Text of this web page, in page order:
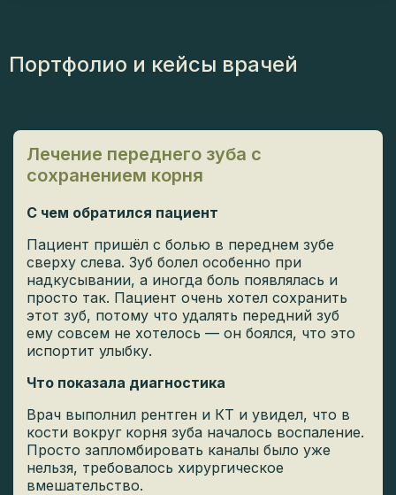
Портфолио и кейсы врачей
Лечение переднего зуба с
сохранением корня
С чем обратился пациент
Пациент пришёл с болью в переднем зубе
сверху слева. Зуб болел особенно при
надкусывании, а иногда боль появлялась и
просто так. Пациент очень хотел сохранить
этот зуб, потому что удалять передний зуб
ему совсем не хотелось — он боялся, что это
испортит улыбку.
Что показала диагностика
Врач выполнил рентген и КТ и увидел, что в
кости вокруг корня зуба началось воспаление.
Просто запломбировать каналы было уже
нельзя, требовалось хирургическое
вмешательство.